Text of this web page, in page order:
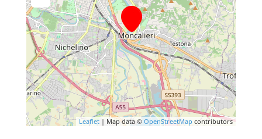
Leaflet | Map data ©OpenStreetMap contributors